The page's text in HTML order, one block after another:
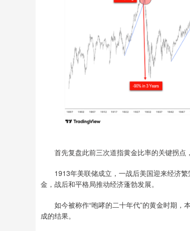
首先复盘此前三次道指黄金比率的关键拐点
1913年美联储成立，一战后美国迎来经济繁
金，战后和平格局推动经济蓬勃发展。
如今被称作“咆哮的二十年代”的黄金时期，
成的结果。